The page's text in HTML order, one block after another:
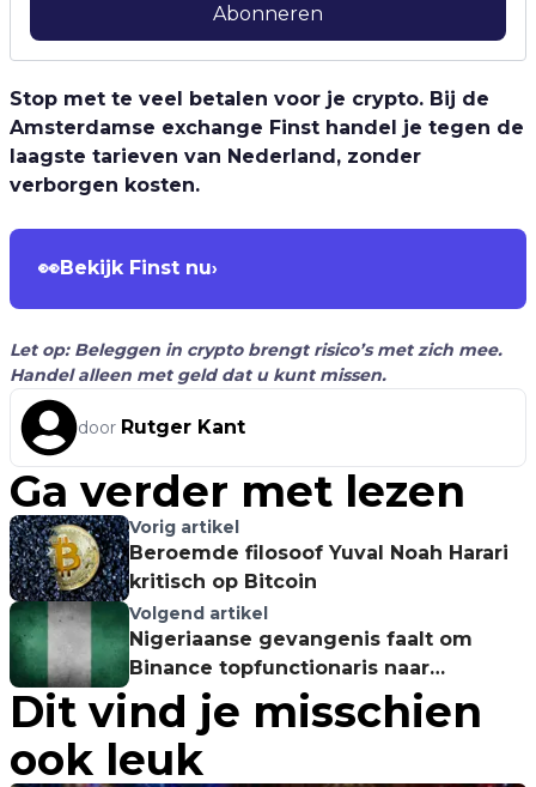
Abonneren
Stop met te veel betalen voor je crypto. Bij de
Amsterdamse exchange Finst handel je tegen de
laagste tarieven van Nederland, zonder
verborgen kosten.
👀Bekijk Finst nu›
Let op: Beleggen in crypto brengt risico’s met zich mee.
Handel alleen met geld dat u kunt missen.
door Rutger Kant
Ga verder met lezen
Vorig artikel
Beroemde filosoof Yuval Noah Harari
kritisch op Bitcoin
Volgend artikel
Nigeriaanse gevangenis faalt om
Binance topfunctionaris naar
rechtbank te brengen
Dit vind je misschien
ook leuk